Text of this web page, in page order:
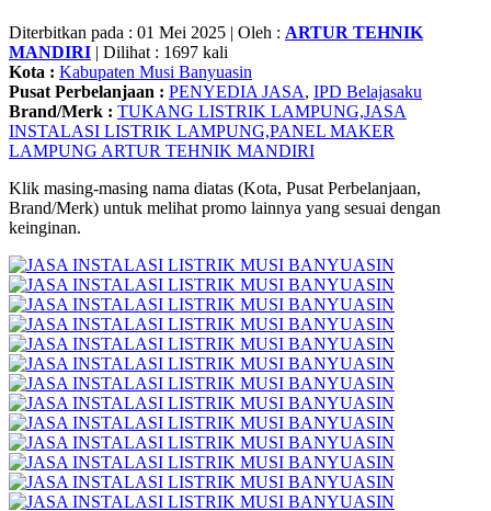
Diterbitkan pada : 01 Mei 2025 | Oleh : ARTUR TEHNIK
MANDIRI | Dilihat : 1697 kali
Kota : Kabupaten Musi Banyuasin
Pusat Perbelanjaan : PENYEDIA JASA, IPD Belajasaku
Brand/Merk : TUKANG LISTRIK LAMPUNG,JASA
INSTALASI LISTRIK LAMPUNG,PANEL MAKER
LAMPUNG ARTUR TEHNIK MANDIRI
Klik masing-masing nama diatas (Kota, Pusat Perbelanjaan,
Brand/Merk) untuk melihat promo lainnya yang sesuai dengan
keinginan.